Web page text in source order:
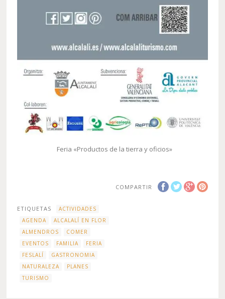
Feria «Productos de la tierra y oficios»
COMPARTIR
ETIQUETAS
ACTIVIDADES
AGENDA
ALCALALÍ EN FLOR
ALMENDROS
COMER
EVENTOS
FAMILIA
FERIA
FESLALÍ
GASTRONOMIA
NATURALEZA
PLANES
TURISMO